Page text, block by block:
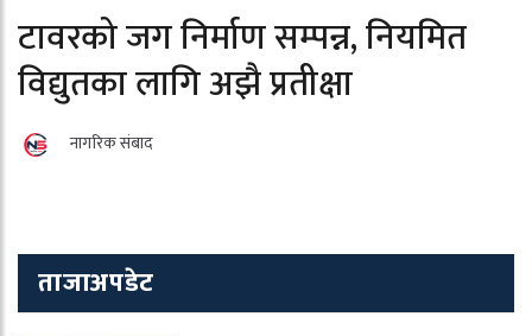
टावरको जग निर्माण सम्पन्न, नियमित
विद्युतका लागि अझै प्रतीक्षा
नागरिक संबाद
ताजाअपडेट